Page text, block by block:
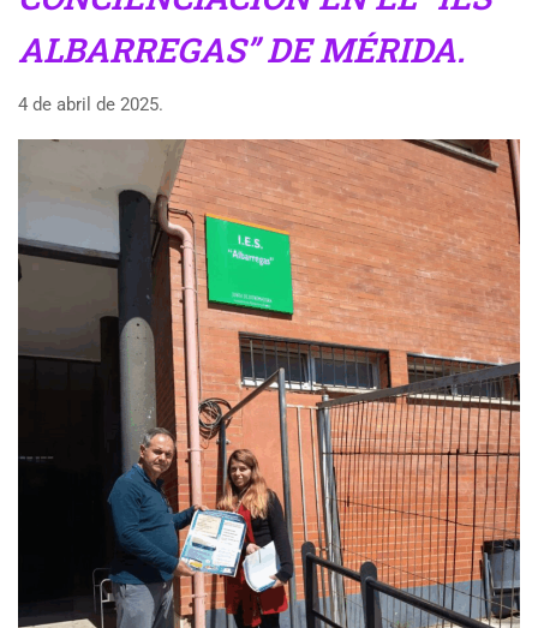
ALBARREGAS” DE MÉRIDA.
4 de abril de 2025.